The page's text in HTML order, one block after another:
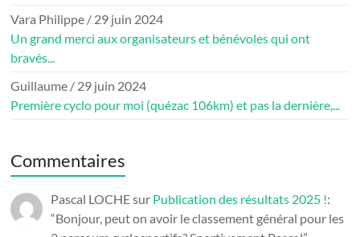
Vara Philippe / 29 juin 2024
Un grand merci aux organisateurs et bénévoles qui ont
bravés...
Guillaume / 29 juin 2024
Première cyclo pour moi (quézac 106km) et pas la dernière,...
Commentaires
Pascal LOCHEsur Publication des résultats 2025 !:
“Bonjour, peut on avoir le classement général pour les